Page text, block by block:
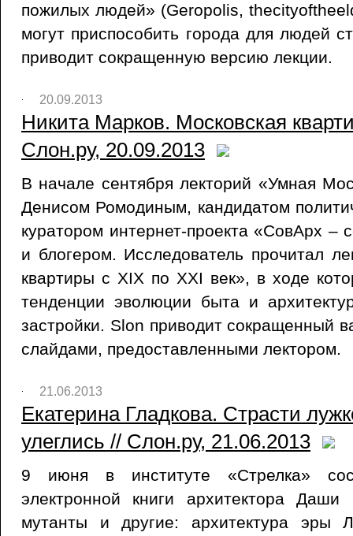
пожилых людей» (Geropolis,
могут приспособить города для людей
приводит сокращенную версию лекции.
20.09.2013
Никита Марков. Московская
Слон.ру, 20.09.2013
В начале сентября лекторий «Умная
Денисом Ромодиным, кандидатом
куратором интернет-проекта «СовАрх –
и блогером. Исследователь прочитал
квартиры с XIX по XXI век», в ходе
тенденции эволюции быта и
застройки. Slon приводит сокращенный
слайдами, предоставленными лектором.
21.06.2013
Екатерина Гладкова. Страсти
улеглись // Слон.ру, 21.06.2013
9 июня в институте «Стрелка»
электронной книги архитектора
мутанты и другие: архитектура эры